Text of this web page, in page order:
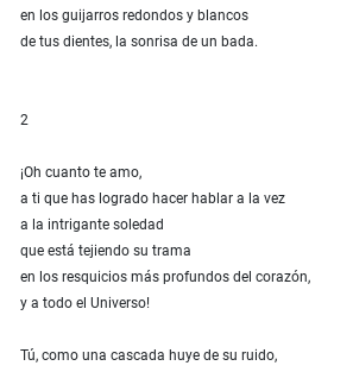
en los guijarros redondos y blancos
de tus dientes, la sonrisa de un bada.
2
¡Oh cuanto te amo,
a ti que has logrado hacer hablar a la vez
a la intrigante soledad
que está tejiendo su trama
en los resquicios más profundos del corazón,
y a todo el Universo!
Tú, como una cascada huye de su ruido,